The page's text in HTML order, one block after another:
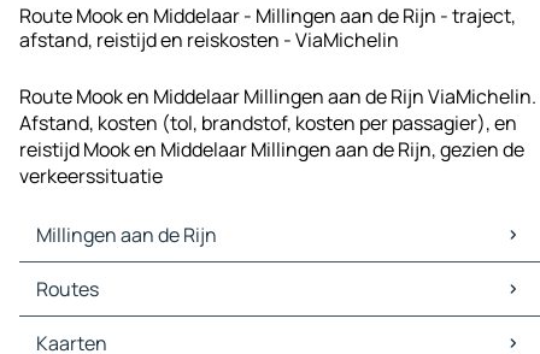
Route Mook en Middelaar - Millingen aan de Rijn - traject,
afstand, reistijd en reiskosten - ViaMichelin
Route Mook en Middelaar Millingen aan de Rijn ViaMichelin.
Afstand, kosten (tol, brandstof, kosten per passagier), en
reistijd Mook en Middelaar Millingen aan de Rijn, gezien de
verkeerssituatie
Millingen aan de Rijn
Millingen aan de Rijn Kaarten
Millingen aan de Rijn Verkeer
Millingen aan de Rijn Hotels
Routes
Routes Millingen aan de Rijn - Arnhem
Kaarten